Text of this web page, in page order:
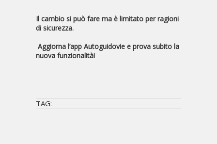
Il cambio si può fare ma è limitato per ragioni
di sicurezza.
Aggiorna l’app Autoguidovie e prova subito la
nuova funzionalità!
TAG: